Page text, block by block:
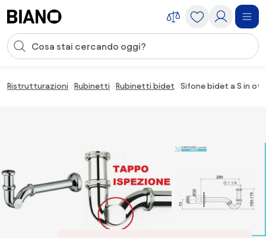
Input della ricerca
Ristrutturazioni Rubinetti Rubinetti bidet Sifone bidet a S in